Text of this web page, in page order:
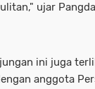
ujar
ini juga
anggota